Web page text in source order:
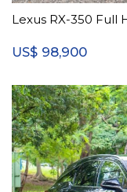
Lexus RX-350 Full
US$ 98,900